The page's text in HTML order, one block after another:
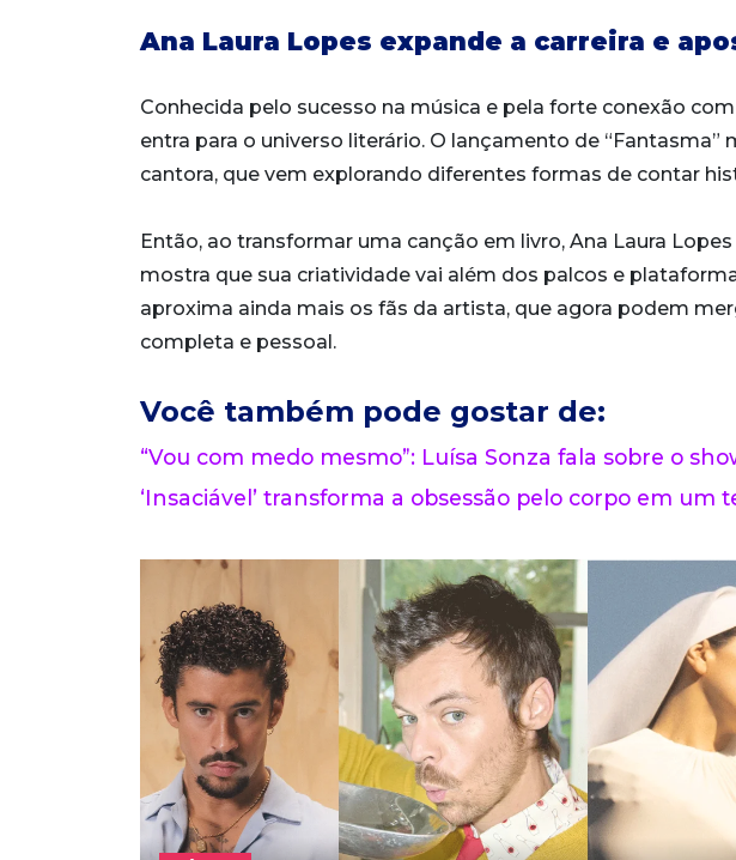
Ana Laura Lopes expande a carreira e
Conhecida pelo sucesso na música e pela forte conexão
entra para o universo literário. O lançamento de
cantora, que vem explorando diferentes formas de contar
Então, ao transformar uma canção em livro, Ana Laura
mostra que sua criatividade vai além dos palcos e
aproxima ainda mais os fãs da artista, que agora podem
completa e pessoal.
Você também pode gostar de:
“Vou com medo mesmo”: Luísa Sonza fala sobre o
‘Insaciável’ transforma a obsessão pelo corpo em um